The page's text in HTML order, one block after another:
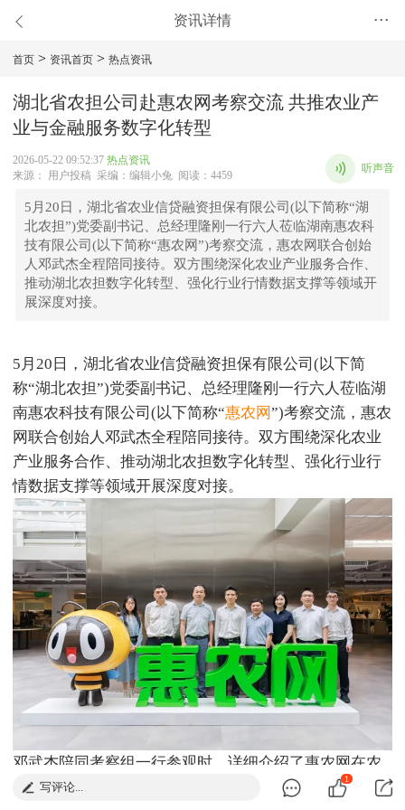
资讯详情 •••
首页 > 资讯首页 > 热点资讯
湖北省农担公司赴惠农网考察交流 共推农业产
业与金融服务数字化转型
2026-05-22 09:52:37 热点资讯
来源： 用户投稿 采编：编辑小兔 阅读：4459
听声音
5月20日，湖北省农业信贷融资担保有限公司(以下简称“湖
北农担”)党委副书记、总经理隆刚一行六人莅临湖南惠农科
技有限公司(以下简称“惠农网”)考察交流，惠农网联合创始
人邓武杰全程陪同接待。双方围绕深化农业产业服务合作、
推动湖北农担数字化转型、强化行业行情数据支撑等领域开
展深度对接。
5月20日，湖北省农业信贷融资担保有限公司(以下简
称“湖北农担”)党委副书记、总经理隆刚一行六人莅临湖
南惠农科技有限公司(以下简称“惠农网”)考察交流，惠农
网联合创始人邓武杰全程陪同接待。双方围绕深化农业
产业服务合作、推动湖北农担数字化转型、强化行业行
情数据支撑等领域开展深度对接。
邓武杰陪同考察组一行参观时，详细介绍了惠农网在农
业产业服务领域的实践成果。作为国内专业的三农产业
写评论...
1